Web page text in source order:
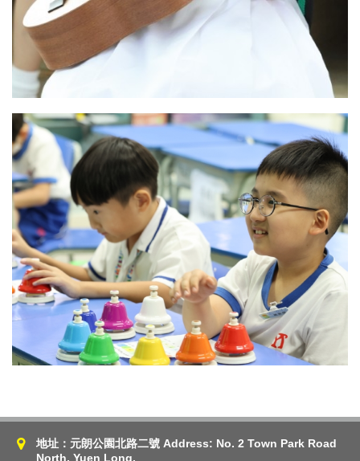
地址：元朗公園北路二號 Address: No. 2 Town Park Road
North, Yuen Long.